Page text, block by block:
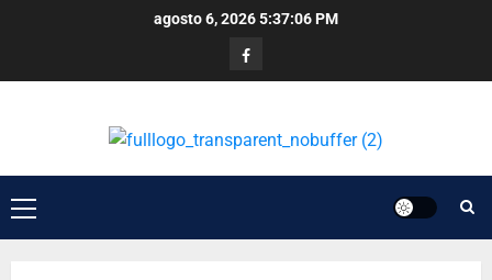
agosto 6, 20265:37:06 PM